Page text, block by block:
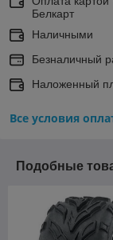
Белкарт
Наличными
Безналичный
Наложенный
Все условия
Подобные